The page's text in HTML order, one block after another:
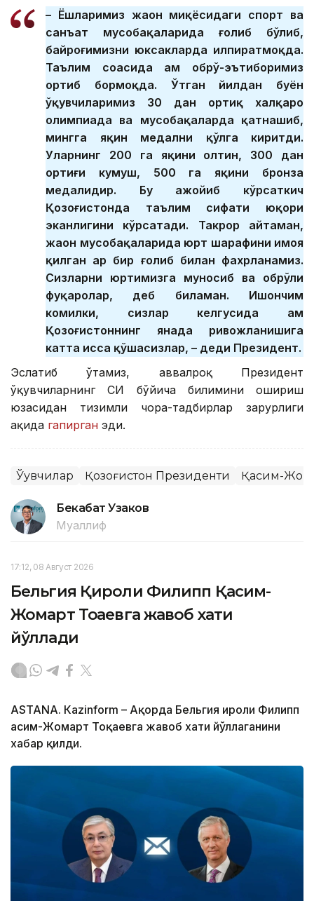
– Ёшларимиз жаҳон миқёсидаги спорт ва
санъат мусобақаларида ғолиб бўлиб,
байроғимизни юксакларда ҳилпиратмоқда.
Таълим соҳасида ҳам обрў-эътиборимиз
ортиб бормоқда. Ўтган йилдан буён
ўқувчиларимиз 30 дан ортиқ халқаро
олимпиада ва мусобақаларда қатнашиб,
мингга яқин медални қўлга киритди.
Уларнинг 200 га яқини олтин, 300 дан
ортиғи кумуш, 500 га яқини бронза
медалидир. Бу ажойиб кўрсаткич
Қозоғистонда таълим сифати юқори
эканлигини кўрсатади. Такрор айтаман,
жаҳон мусобақаларида юрт шарафини ҳимоя
қилган ҳар бир ғолиб билан фахрланамиз.
Сизларни юртимизга муносиб ва обрўли
фуқаролар, деб биламан. Ишончим
комилки, сизлар келгусида ҳам
Қозоғистоннинг янада ривожланишига
катта ҳисса қўшасизлар, – деди Президент.
Эслатиб ўтамиз, аввалроқ Президент
ўқувчиларнинг СИ бўйича билимини ошириш
юзасидан тизимли чора-тадбирлар зарурлиги
ҳақида гапирган эди.
Ўқувчилар Қозоғистон Президенти Қасим-
Бекабат Узаков
Муаллиф
17:12, 08 Август 2026
Бельгия Қироли Филипп Қасим-
Жомарт Тоқаевга жавоб хати
йўллади
ASTANА. Кazinform – Ақорда Бельгия Қироли Филипп
Қасим-Жомарт Тоқаевга жавоб хати йўллаганини
хабар қилди.